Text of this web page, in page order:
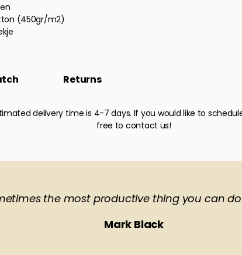
(450gr/m2)
Returns
delivery time is 4-7 days. If you would like to
free to contact us!
the most productive thing you can do
Mark Black